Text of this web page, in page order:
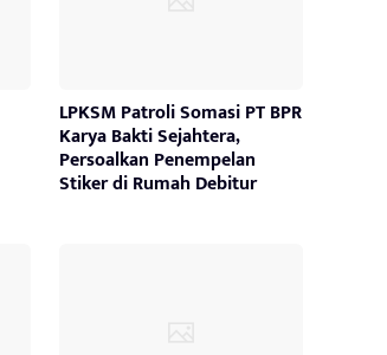
LPKSM Patroli Somasi PT BPR
Karya Bakti Sejahtera,
Persoalkan Penempelan
Stiker di Rumah Debitur